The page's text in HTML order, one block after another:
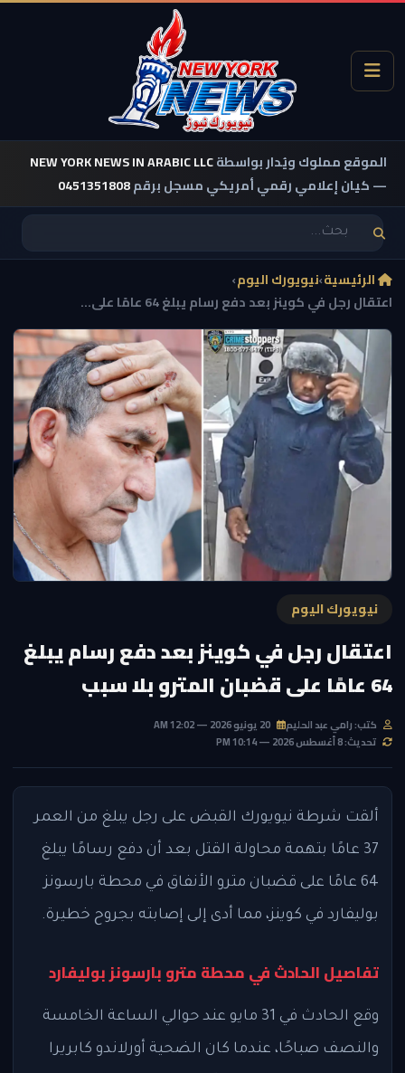
الموقع مملوك ويُدار بواسطةNEW YORK NEWS IN ARABIC LLC
— كيان إعلامي رقمي أمريكي مسجل برقم0451351808
الرئيسية›نيويورك اليوم›
اعتقال رجل في كوينز بعد دفع رسام يبلغ 64 عامًا على...
نيويورك اليوم
اعتقال رجل في كوينز بعد دفع رسام يبلغ
64 عامًا على قضبان المترو بلا سبب
كتب: رامي عبد الحليم
تحديث: 8 أغسطس 2026 — 10:14 PM
ألقت شرطة نيويورك القبض على رجل يبلغ من العمر
37 عامًا بتهمة محاولة القتل بعد أن دفع رسامًا يبلغ
64 عامًا على قضبان مترو الأنفاق في محطة بارسونز
بوليفارد في كوينز، مما أدى إلى إصابته بجروح خطيرة.
تفاصيل الحادث في محطة مترو بارسونز بوليفارد
وقع الحادث في 31 مايو عند حوالي الساعة الخامسة
والنصف صباحًا، عندما كان الضحية أورلاندو كابريرا